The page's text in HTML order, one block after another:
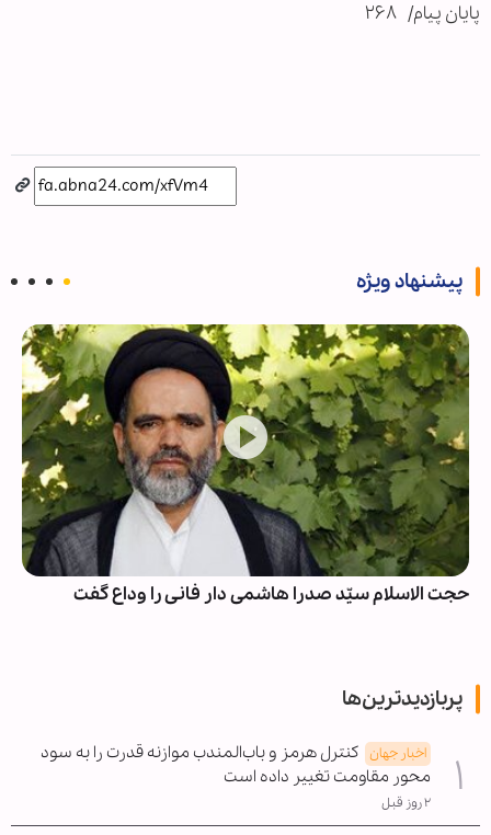
پایان پیام/ ۲۶۸
پیشنهاد ویژه
حجت الاسلام سیّد صدرا هاشمی دار فانی را وداع گفت
پربازدیدترین‌ها
اخبار جهان کنترل هرمز و باب‌المندب موازنه قدرت را به سود
محور مقاومت تغییر داده است
۲ روز قبل